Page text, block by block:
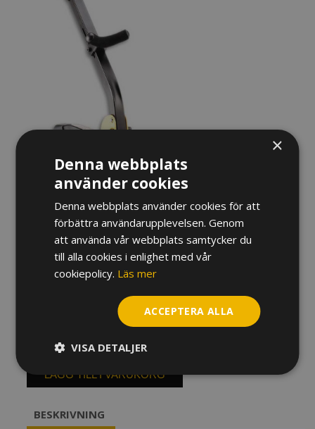
STÄLL HERCULES
ALT-/TENORSAXOFON DS530BB
Hercules
Alt-/Tenorsaxofon
mängd
LÄGG TILL I VARUKORG
BESKRIVNING
×
Denna webbplats
använder cookies
Denna webbplats använder cookies för att
förbättra användarupplevelsen. Genom
att använda vår webbplats samtycker du
till alla cookies i enlighet med vår
cookiepolicy. Läs mer
ACCEPTERA ALLA
VISA DETALJER